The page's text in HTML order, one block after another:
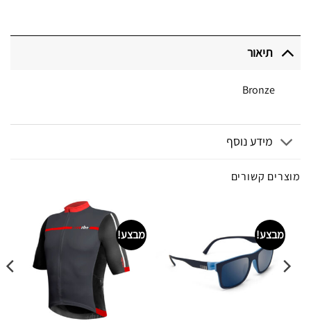
תיאור
Bronze
מידע נוסף
מוצרים קשורים
מבצע! מבצע!